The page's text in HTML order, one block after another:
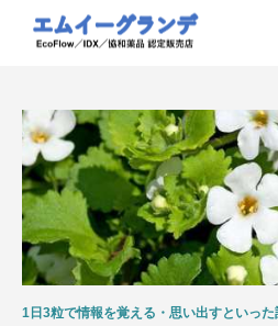
1日3粒で情報を覚える・思い出すといっ